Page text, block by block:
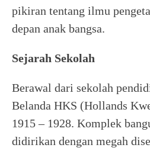
pikiran tentang ilmu
depan anak bangsa.
Sejarah Sekolah
Berawal dari sekolah
Belanda HKS (Hollands
1915 – 1928. Komplek
didirikan dengan megah